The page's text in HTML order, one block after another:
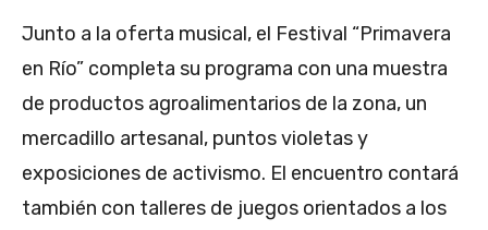
Junto a la oferta musical, el Festival “Primavera
en Río” completa su programa con una muestra
de productos agroalimentarios de la zona, un
mercadillo artesanal, puntos violetas y
exposiciones de activismo. El encuentro contará
también con talleres de juegos orientados a los